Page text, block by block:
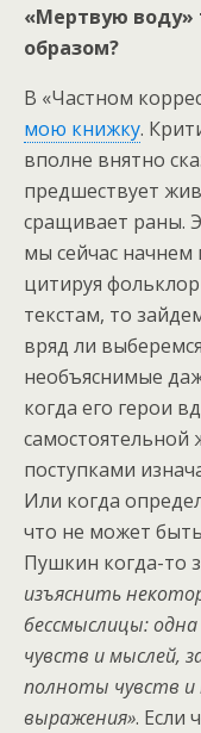
«Мертвую
образом?
В «Частном
мою книжку.
вполне внятно
предшествует
сращивает раны.
мы сейчас
цитируя
текстам, то
вряд ли
необъяснимые
когда его герои
поступками
Или когда
что не может
Пушкин когда-то
изъяснить
бессмыслицы:
чувств и мыслей,
полноты чувств и
выражения». Если